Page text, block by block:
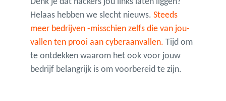
Helaas hebben we slecht nieuws. Steeds
meer bedrijven -misschien zelfs die van jou-
vallen ten prooi aan cyberaanvallen. Tijd om
te ontdekken waarom het ook voor jouw
bedrijf belangrijk is om voorbereid te zijn.